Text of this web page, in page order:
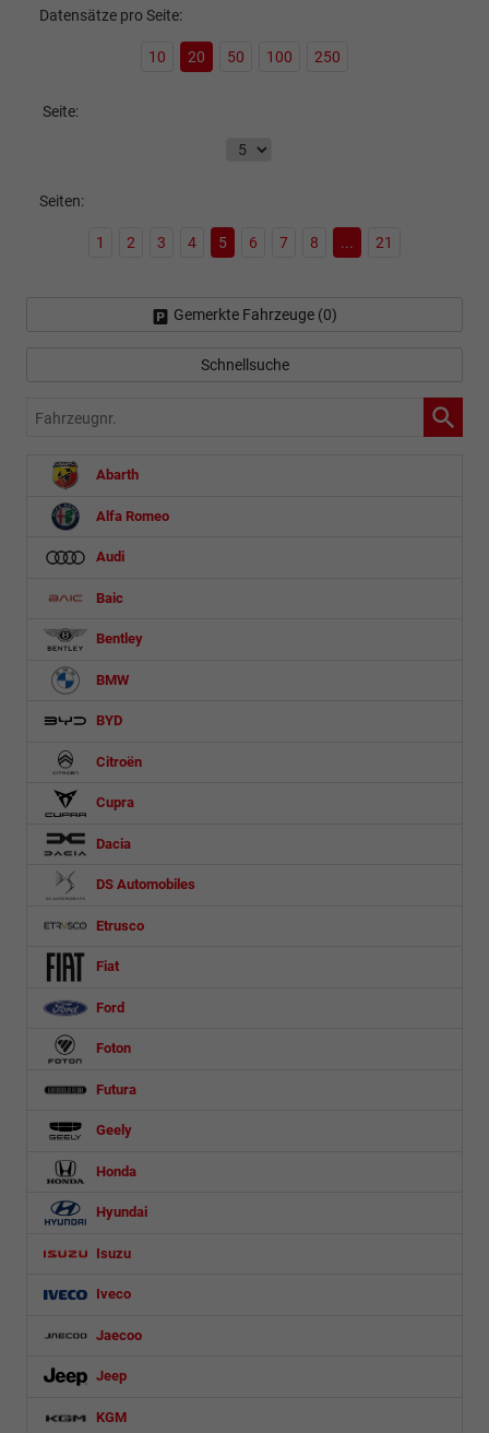
Datensätze pro Seite:
10 20 50 100 250
Seite:
Seiten:
1 2 3 4 5 6 7 8 ... 21
Gemerkte Fahrzeuge (0)
Schnellsuche
Fahrzeugnr.
Abarth
Alfa Romeo
Audi
Baic
Bentley
BMW
BYD
Citroën
Cupra
Dacia
DS Automobiles
Etrusco
Fiat
Ford
Foton
Futura
Geely
Honda
Hyundai
Isuzu
Iveco
Jaecoo
Jeep
KGM